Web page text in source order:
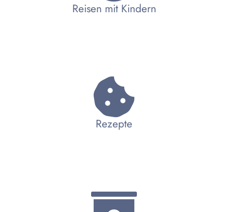
Reisen mit Kindern
Rezepte